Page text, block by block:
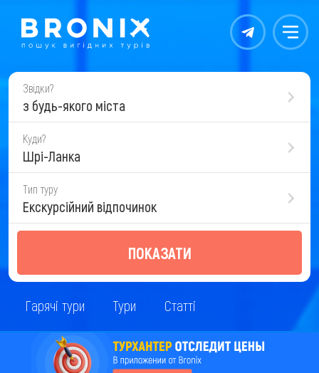
Контакты Меню
Звідки?
з будь-якого міста
Куди?
Шрі-Ланка
Тип туру
Екскурсійний відпочинок
ПОКАЗАТИ
Гарячі тури Тури Статті